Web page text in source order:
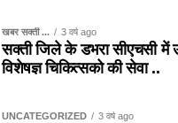
खबर सक्ती ... 3 वर्ष ago
सक्ती जिले के डभरा सीएचसी में
विशेषज्ञ चिकित्सको की सेवा ..
UNCATEGORIZED 3 वर्ष ago